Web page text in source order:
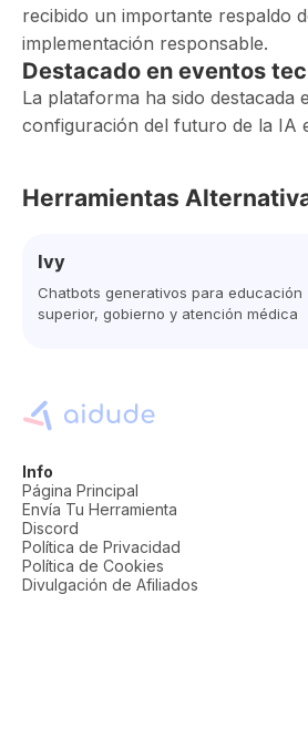
recibido un importante respaldo
implementación responsable.
Destacado en eventos
La plataforma ha sido
configuración del futuro de la IA
Herramientas
Ivy
Chatbots generativos para educación
superior, gobierno y atención médica
Info
Página Principal
Envía Tu Herramienta
Discord
Política de Privacidad
Política de Cookies
Divulgación de Afiliados